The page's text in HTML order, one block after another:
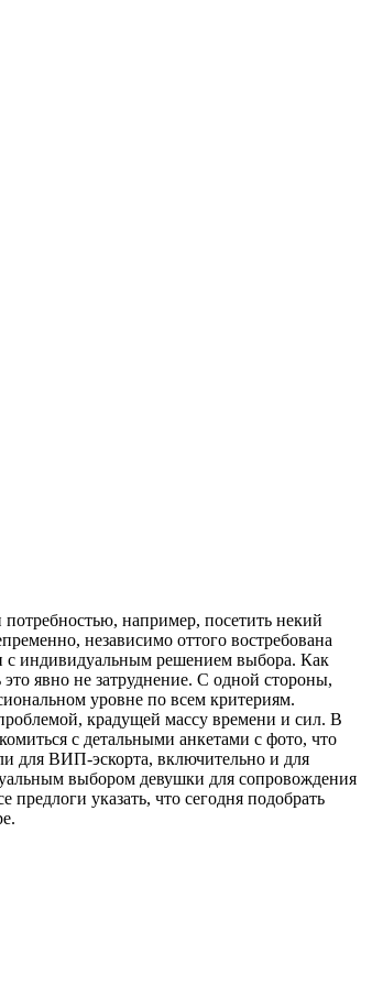
например, посетить некий
независимо оттого востребована
с индивидуальным решением выбора. Как
явно не затруднение. С одной стороны,
уровне по всем критериям.
крадущей массу времени и сил. В
с детальными анкетами с фото, что
для ВИП-эскорта, включительно и для
выбором девушки для сопровождения
указать, что сегодня подобрать